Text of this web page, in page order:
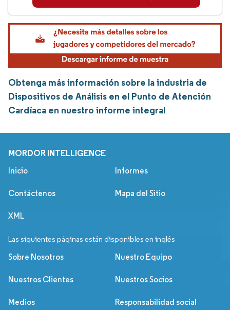
Obtenga más información sobre la industria de
Dispositivos de Análisis en el Punto de Atención
Cardíaca en nuestro informe integral
MORDOR INTELLIGENCE
Inicio Informes
Contáctenos Mapa del Sitio
XML
Las siguientes páginas están disponibles en inglés
Sobre Nosotros Nuestro Equipo
Nuestros Clientes Nuestros Socios
Medios Responsabilidad social